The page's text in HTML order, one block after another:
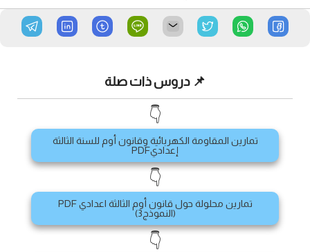
📌 دروس ذات صلة
👇
تمارين المقاومة الكهربائية وقانون أوم للسنة الثالثة
إعداديPDF
👇
تمارين محلولة حول قانون أوم الثالثة اعدادي PDF
(النموذج3)
👇